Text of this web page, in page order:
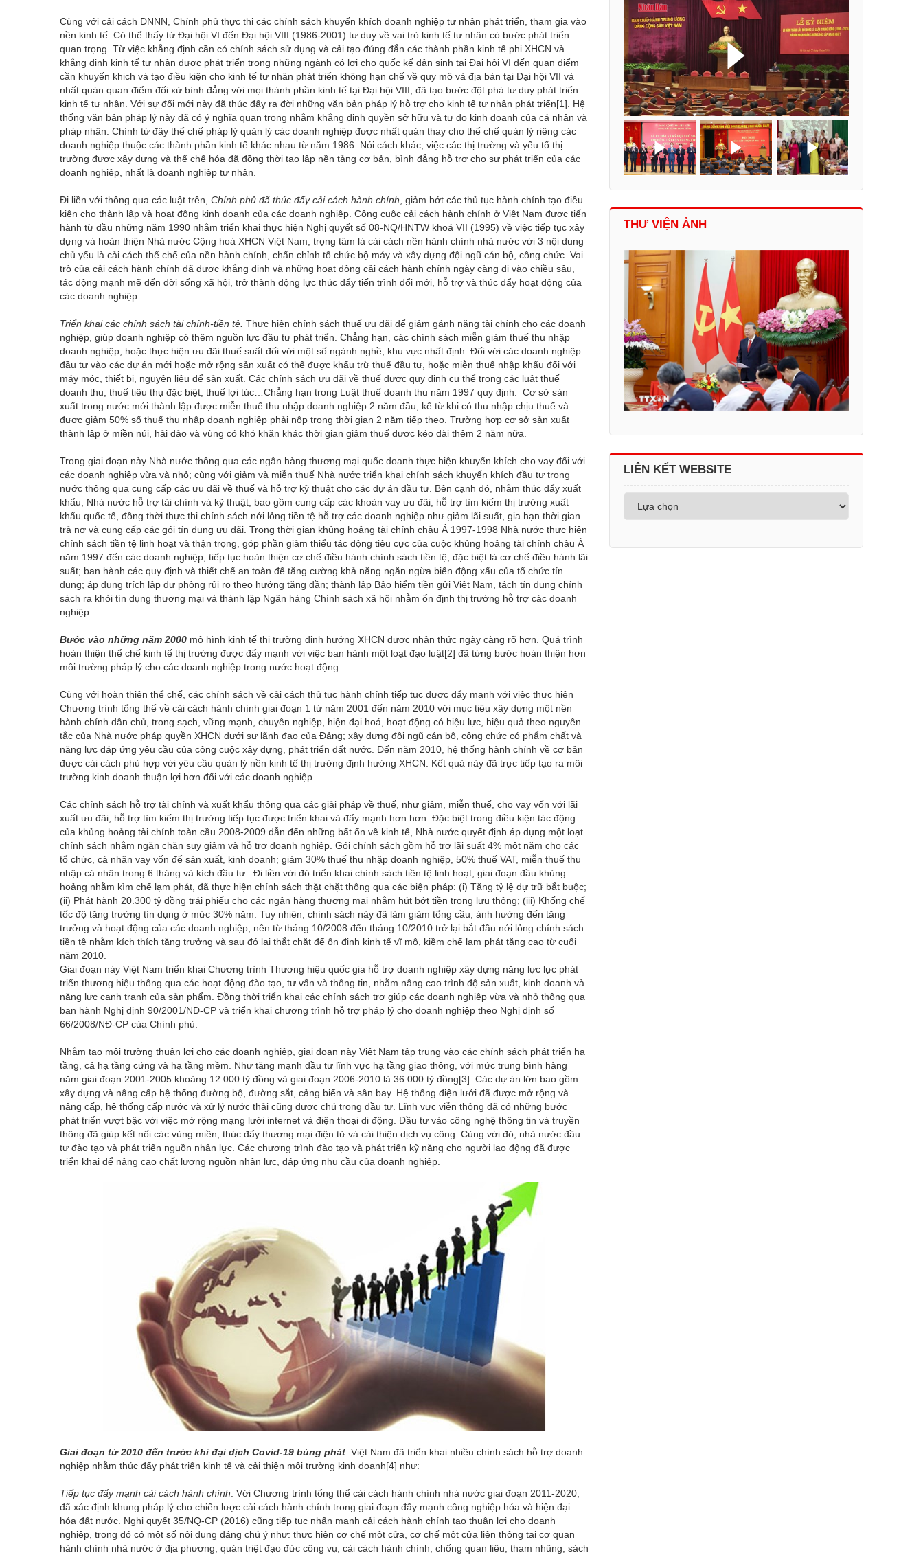
Cùng với cải cách DNNN, Chính phủ thực thi các chính sách khuyến khích doanh nghiệp tư nhân phát triển, tham gia vào
nền kinh tế. Có thể thấy từ Đại hội VI đến Đại hội VIII (1986-2001) tư duy về vai trò kinh tế tư nhân có bước phát triển
quan trọng. Từ việc khẳng định cần có chính sách sử dụng và cải tạo đúng đắn các thành phần kinh tế phi XHCN và
khẳng định kinh tế tư nhân được phát triển trong những ngành có lợi cho quốc kế dân sinh tại Đại hội VI đến quan điểm
cần khuyến khich và tạo điều kiện cho kinh tế tư nhân phát triển không hạn chế về quy mô và địa bàn tại Đại hội VII và
nhất quán quan điểm đối xử bình đẳng với mọi thành phần kinh tế tại Đại hội VIII, đã tạo bước đột phá tư duy phát triển
kinh tế tư nhân. Với sự đổi mới này đã thúc đẩy ra đời những văn bản pháp lý hỗ trợ cho kinh tế tư nhân phát triển[1] . Hệ
thống văn bản pháp lý này đã có ý nghĩa quan trọng nhằm khẳng định quyền sở hữu và tự do kinh doanh của cá nhân và
pháp nhân. Chính từ đây thể chế pháp lý quản lý các doanh nghiệp được nhất quán thay cho thể chế quản lý riêng các
doanh nghiệp thuộc các thành phần kinh tế khác nhau từ năm 1986. Nói cách khác, việc các thị trường và yếu tố thị
trường được xây dựng và thể chế hóa đã đồng thời tạo lập nền tảng cơ bản, bình đẳng hỗ trợ cho sự phát triển của các
doanh nghiệp, nhất là doanh nghiệp tư nhân.
Đi liền với thông qua các luật trên, Chính phủ đã thúc đẩy cải cách hành chính , giảm bớt các thủ tục hành chính tạo điều
kiện cho thành lập và hoạt động kinh doanh của các doanh nghiệp. Công cuộc cải cách hành chính ở Việt Nam được tiến
hành từ đầu những năm 1990 nhằm triển khai thực hiện Nghị quyết số 08-NQ/HNTW khoá VII (1995) về việc tiếp tục xây
dựng và hoàn thiện Nhà nước Cộng hoà XHCN Việt Nam, trọng tâm là cải cách nền hành chính nhà nước với 3 nội dung
chủ yếu là cải cách thể chế của nền hành chính, chấn chỉnh tổ chức bộ máy và xây dựng đội ngũ cán bộ, công chức. Vai
trò của cải cách hành chính đã được khẳng định và những hoạt động cải cách hành chính ngày càng đi vào chiều sâu,
tác động mạnh mẽ đến đời sống xã hội, trở thành động lực thúc đẩy tiến trình đổi mới, hỗ trợ và thúc đẩy hoạt động của
các doanh nghiệp.
Triển khai các chính sách tài chính-tiền tệ Thực hiện chính sách thuế ưu đãi để giảm gánh nặng tài chính cho các doanh
nghiệp, giúp doanh nghiệp có thêm nguồn lực đầu tư phát triển. Chẳng hạn, các chính sách miễn giảm thuế thu nhập
doanh nghiệp, hoặc thực hiện ưu đãi thuế suất đối với một số ngành nghề, khu vực nhất định. Đối với các doanh nghiệp
đầu tư vào các dự án mới hoặc mở rộng sản xuất có thể được khấu trừ thuế đầu tư, hoặc miễn thuế nhập khẩu đối với
máy móc, thiết bị, nguyên liệu để sản xuất. Các chính sách ưu đãi về thuế được quy định cụ thể trong các luật thuế
doanh thu, thuế tiêu thụ đặc biệt, thuế lợi túc…Chẳng hạn trong Luật thuế doanh thu năm 1997 quy định: Cơ sở sản
xuất trong nước mới thành lập được miễn thuế thu nhập doanh nghiệp 2 năm đầu, kể từ khi có thu nhập chịu thuế và
được giảm 50% số thuế thu nhập doanh nghiệp phải nộp trong thời gian 2 năm tiếp theo. Trường hợp cơ sở sản xuất
thành lập ở miền núi, hải đảo và vùng có khó khăn khác thời gian giảm thuế được kéo dài thêm 2 năm nữa.
Trong giai đoạn này Nhà nước thông qua các ngân hàng thương mại quốc doanh thực hiện khuyến khích cho vay đối với
các doanh nghiệp vừa và nhỏ; cùng với giảm và miễn thuế Nhà nước triển khai chính sách khuyến khích đầu tư trong
nước thông qua cung cấp các ưu đãi về thuế và hỗ trợ kỹ thuật cho các dự án đầu tư. Bên cạnh đó, nhằm thúc đẩy xuất
khẩu, Nhà nước hỗ trợ tài chính và kỹ thuật, bao gồm cung cấp các khoản vay ưu đãi, hỗ trợ tìm kiếm thị trường xuất
khẩu quốc tế, đồng thời thực thi chính sách nới lỏng tiền tệ hỗ trợ các doanh nghiệp như giảm lãi suất, gia hạn thời gian
trả nợ và cung cấp các gói tín dụng ưu đãi. Trong thời gian khủng hoảng tài chính châu Á 1997-1998 Nhà nước thực hiện
chính sách tiền tệ linh hoạt và thận trọng, góp phần giảm thiểu tác động tiêu cực của cuộc khủng hoảng tài chính châu Á
năm 1997 đến các doanh nghiệp; tiếp tục hoàn thiện cơ chế điều hành chính sách tiền tệ, đặc biệt là cơ chế điều hành lãi
suất; ban hành các quy định và thiết chế an toàn để tăng cường khả năng ngăn ngừa biến động xấu của tổ chức tín
dụng; áp dụng trích lập dự phòng rủi ro theo hướng tăng dần; thành lập Bảo hiểm tiền gửi Việt Nam, tách tín dụng chính
sách ra khỏi tín dụng thương mại và thành lập Ngân hàng Chính sách xã hội nhằm ổn định thị trường hỗ trợ các doanh
nghiệp.
Bước vào những năm 2000 mô hình kinh tế thị trường định hướng XHCN được nhận thức ngày càng rõ hơn. Quá trình
hoàn thiện thể chế kinh tế thị trường được đẩy mạnh với việc ban hành một loạt đạo luật[2] đã từng bước hoàn thiện hơn
môi trường pháp lý cho các doanh nghiệp trong nước hoạt động.
Cùng với hoàn thiện thể chế, các chính sách về cải cách thủ tục hành chính tiếp tục được đẩy mạnh với việc thực hiện
Chương trình tổng thể về cải cách hành chính giai đoạn 1 từ năm 2001 đến năm 2010 với mục tiêu xây dựng một nền
hành chính dân chủ, trong sạch, vững mạnh, chuyên nghiệp, hiện đại hoá, hoạt động có hiệu lực, hiệu quả theo nguyên
tắc của Nhà nước pháp quyền XHCN dưới sự lãnh đạo của Đảng; xây dựng đội ngũ cán bộ, công chức có phẩm chất và
năng lực đáp ứng yêu cầu của công cuộc xây dựng, phát triển đất nước. Đến năm 2010, hệ thống hành chính về cơ bản
được cải cách phù hợp với yêu cầu quản lý nền kinh tế thị trường định hướng XHCN. Kết quả này đã trực tiếp tạo ra môi
trường kinh doanh thuận lợi hơn đối với các doanh nghiệp.
Các chính sách hỗ trợ tài chính và xuất khẩu thông qua các giải pháp về thuế, như giảm, miễn thuế, cho vay vốn với lãi
xuất ưu đãi, hỗ trợ tìm kiếm thị trường tiếp tục được triển khai và đẩy mạnh hơn hơn. Đặc biệt trong điều kiện tác động
của khủng hoảng tài chính toàn cầu 2008-2009 dẫn đến những bất ổn về kinh tế, Nhà nước quyết định áp dụng một loạt
chính sách nhằm ngăn chặn suy giảm và hỗ trợ doanh nghiệp. Gói chính sách gồm hỗ trợ lãi suất 4% một năm cho các
tổ chức, cá nhân vay vốn để sản xuất, kinh doanh; giảm 30% thuế thu nhập doanh nghiệp, 50% thuế VAT, miễn thuế thu
nhập cá nhân trong 6 tháng và kích đầu tư...Đi liền với đó triển khai chính sách tiền tệ linh hoạt, giai đoạn đầu khủng
hoảng nhằm kìm chế lạm phát, đã thực hiện chính sách thặt chặt thông qua các biện pháp: (i) Tăng tỷ lệ dự trữ bắt buộc;
(ii) Phát hành 20.300 tỷ đồng trái phiếu cho các ngân hàng thương mại nhằm hút bớt tiền trong lưu thông; (iii) Khống chế
tốc độ tăng trưởng tín dụng ở mức 30% năm. Tuy nhiên, chính sách này đã làm giảm tổng cầu, ảnh hưởng đến tăng
trưởng và hoạt động của các doanh nghiệp, nên từ tháng 10/2008 đến tháng 10/2010 trở lại bắt đầu nới lỏng chính sách
tiền tệ nhằm kích thích tăng trưởng và sau đó lại thắt chặt để ổn định kinh tế vĩ mô, kiềm chế lạm phát tăng cao từ cuối
năm 2010.
Giai đoạn này Việt Nam triển khai Chương trình Thương hiệu quốc gia hỗ trợ doanh nghiệp xây dựng năng lực lực phát
triển thương hiệu thông qua các hoạt động đào tạo, tư vấn và thông tin, nhằm nâng cao trình độ sản xuất, kinh doanh và
năng lực cạnh tranh của sản phẩm. Đồng thời triển khai các chính sách trợ giúp các doanh nghiệp vừa và nhỏ thông qua
ban hành Nghị định 90/2001/NĐ-CP và triển khai chương trình hỗ trợ pháp lý cho doanh nghiệp theo Nghị định số
66/2008/NĐ-CP của Chính phủ.
Nhằm tạo môi trường thuận lợi cho các doanh nghiệp, giai đoạn này Việt Nam tập trung vào các chính sách phát triển hạ
tầng, cả hạ tầng cứng và hạ tầng mềm. Như tăng mạnh đầu tư lĩnh vực hạ tầng giao thông, với mức trung bình hàng
năm giai đoạn 2001-2005 khoảng 12.000 tỷ đồng và giai đoạn 2006-2010 là 36.000 tỷ đồng[3] . Các dự án lớn bao gồm
xây dựng và nâng cấp hệ thống đường bộ, đường sắt, cảng biển và sân bay. Hệ thống điện lưới đã được mở rộng và
nâng cấp, hệ thống cấp nước và xử lý nước thải cũng được chú trọng đầu tư. Lĩnh vực viễn thông đã có những bước
phát triển vượt bậc với việc mở rộng mạng lưới internet và điện thoại di động. Đầu tư vào công nghệ thông tin và truyền
thông đã giúp kết nối các vùng miền, thúc đẩy thương mại điện tử và cải thiện dịch vụ công. Cùng với đó, nhà nước đầu
tư đào tạo và phát triển nguồn nhân lực. Các chương trình đào tạo và phát triển kỹ năng cho người lao động đã được
triển khai để nâng cao chất lượng nguồn nhân lực, đáp ứng nhu cầu của doanh nghiệp.
Giai đoạn từ 2010 đến trước khi đại dịch Covid-19 bùng phát: Việt Nam đã triển khai nhiều chính sách hỗ trợ doanh
nghiệp nhằm thúc đẩy phát triển kinh tế và cải thiện môi trường kinh doanh[4] như:
Tiếp tục đẩy mạnh cải cách hành chính . Với Chương trình tổng thể cải cách hành chính nhà nước giai đoạn 2011-2020,
đã xác định khung pháp lý cho chiến lược cải cách hành chính trong giai đoạn đẩy mạnh công nghiệp hóa và hiện đại
hóa đất nước. Nghị quyết 35/NQ-CP (2016) cũng tiếp tục nhấn mạnh cải cách hành chính tạo thuận lợi cho doanh
nghiệp, trong đó có một số nội dung đáng chú ý như: thực hiện cơ chế một cửa, cơ chế một cửa liên thông tại cơ quan
hành chính nhà nước ở địa phương; quán triệt đạo đức công vụ, cải cách hành chính; chống quan liêu, tham nhũng, sách
THƯ VIỆN ẢNH
LIÊN KẾT WEBSITE